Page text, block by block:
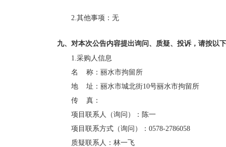
2.其他事项： 无
九、对本次公告内容提出询问、质疑、投诉，请按以
1.采购人信息
名    称： 丽水市拘留所
地    址： 丽水市城北街10号丽水市拘留所
传    真：
项目联系人（询问）： 陈一
项目联系方式（询问）： 0578-2786058
质疑联系人： 林一飞